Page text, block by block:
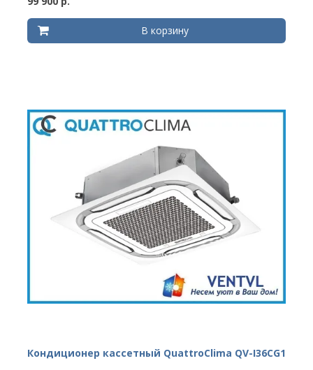
В корзину
Кондиционер кассетный QuattroClima QV-I36CG1